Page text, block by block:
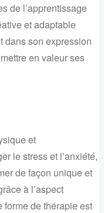
de l’apprentissage
et adaptable
dans son expression
en valeur ses
et
le stress et l’anxiété,
de façon unique et
à l’aspect
de thérapie est